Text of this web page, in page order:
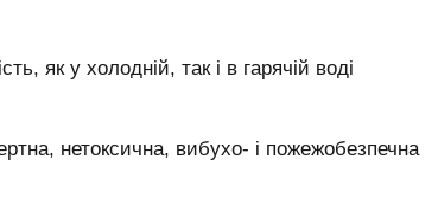
як у холодній, так і в гарячій воді
нетоксична, вибухо- і пожежобезпечна